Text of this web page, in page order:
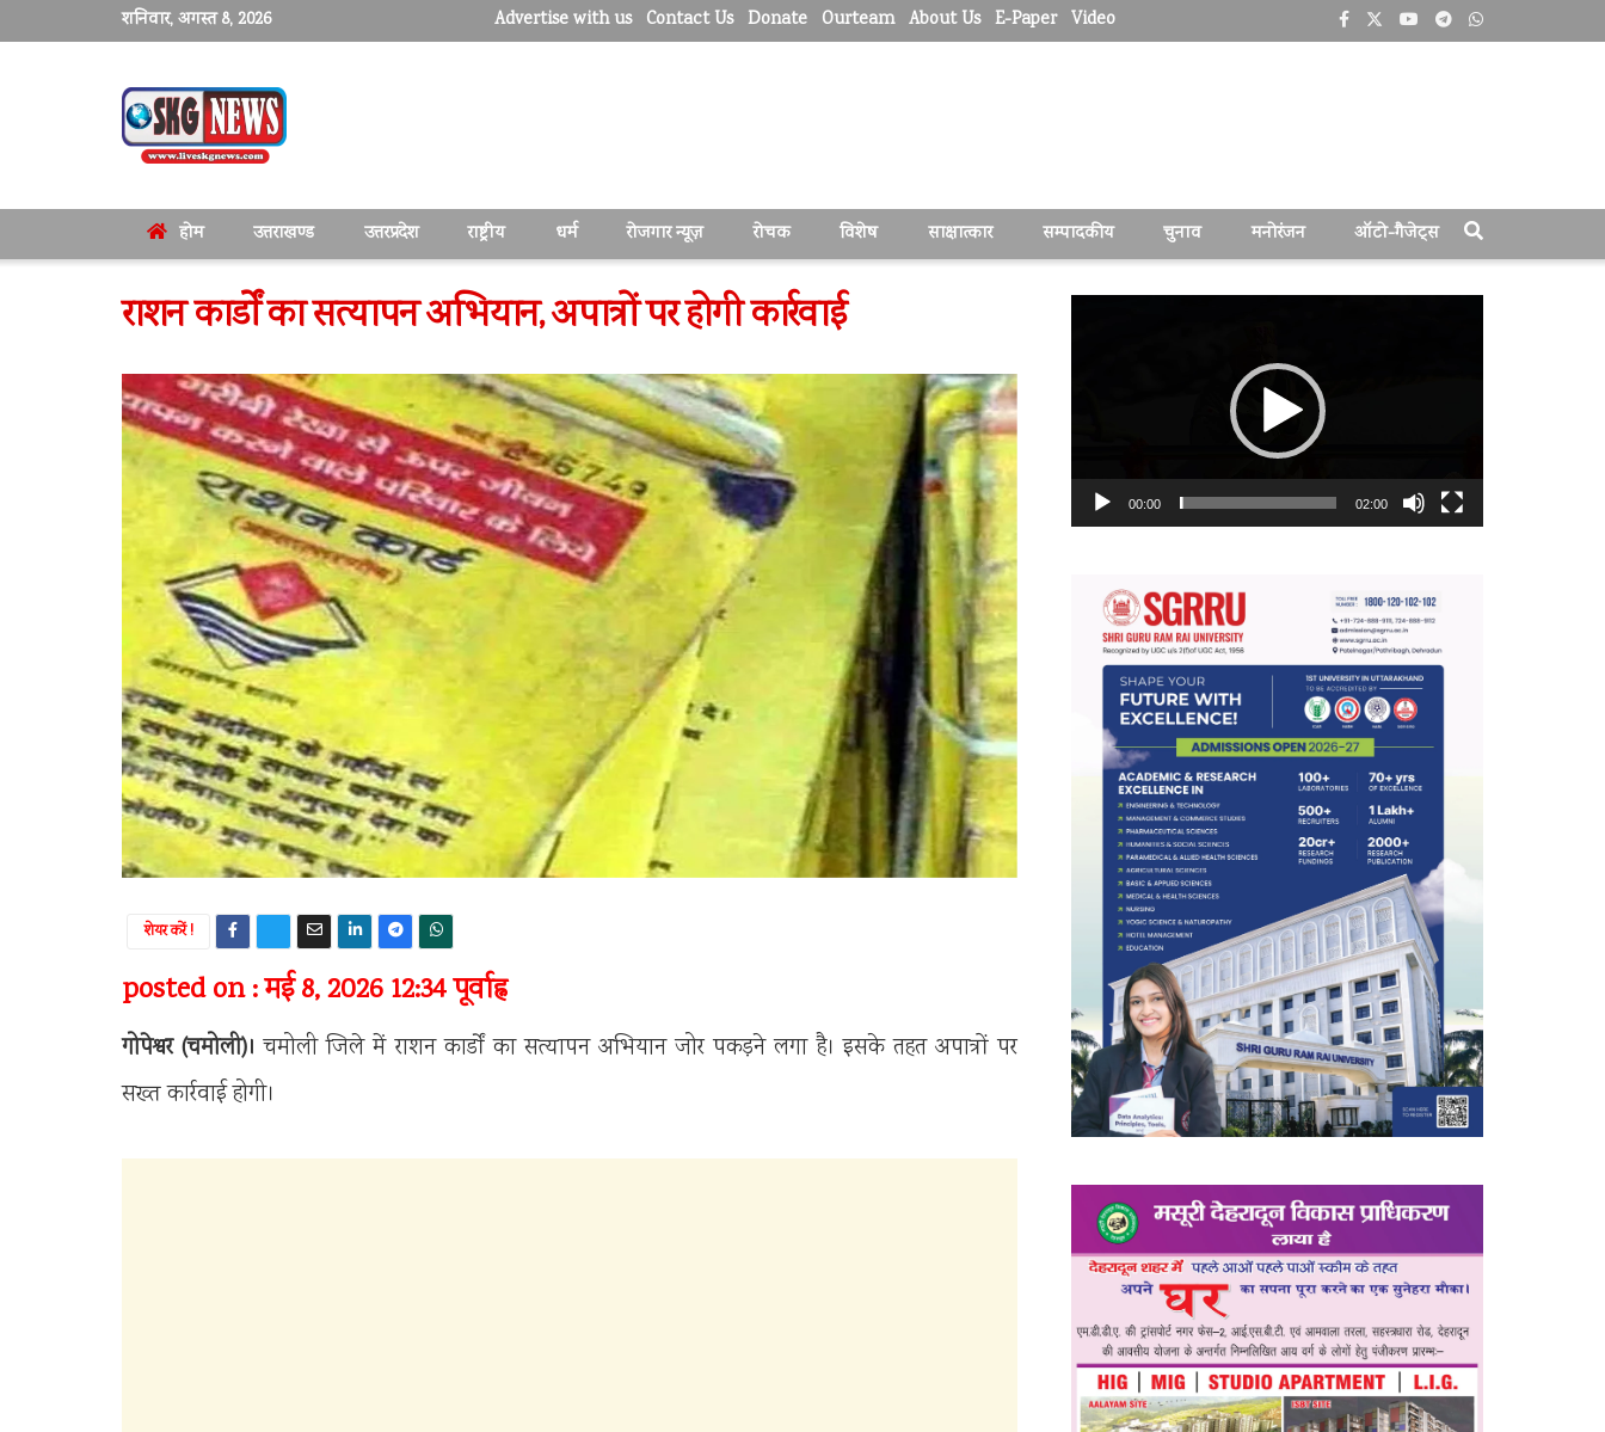
शनिवार, अगस्त 8, 2026 Advertise with us Contact Us Donate Ourteam About Us E-Paper Video
होम उत्तराखण्ड उत्तरप्रदेश राष्ट्रीय धर्म रोजगार न्यूज़ रोचक विशेष साक्षात्कार सम्पादकीय चुनाव मनोरंजन ऑटो-गैजेट्स
राशन कार्डों का सत्यापन अभियान, अपात्रों पर होगी कार्रवाई
शेयर करें !
posted on : मई 8, 2026 12:34 पूर्वाह्न
गोपेश्वर (चमोली)। चमोली जिले में राशन कार्डों का सत्यापन अभियान जोर पकड़ने लगा है। इसके तहत अपात्रों पर
सख्त कार्रवाई होगी।
00:00 02:00